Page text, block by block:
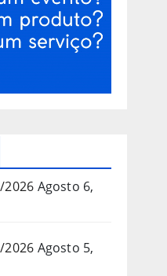
2026 Agosto 6,
2026 Agosto 5,